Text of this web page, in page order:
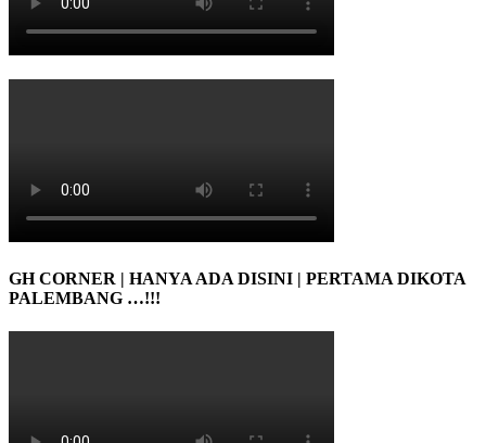
GH CORNER | HANYA ADA DISINI | PERTAMA DIKOTA
PALEMBANG …!!!